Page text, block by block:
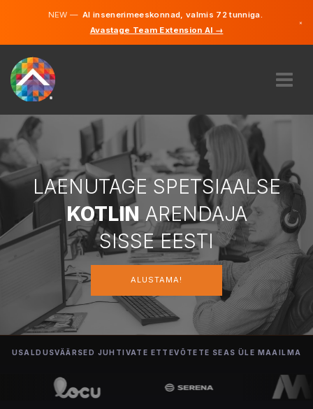
NEW —AI insenerimeeskonnad, valmis 72 tunniga.
Avastage Team Extension AI →
×
MEIST
EKSPERTIIS
KUIDAS SEE TÖÖTAB
KARJÄÄR
PALKAMA
EESTI
ALUSTAMA
LAENUTAGE SPETSIAALSE
KOTLIN ARENDAJA
SISSE EESTI
ALUSTAMA!
USALDUSVÄÄRSED JUHTIVATE ETTEVÕTETE SEAS ÜLE MAAILMA